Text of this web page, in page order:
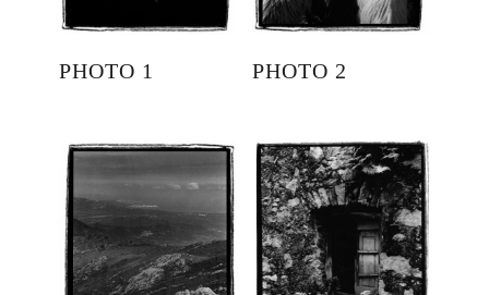
PHOTO 1 PHOTO 2